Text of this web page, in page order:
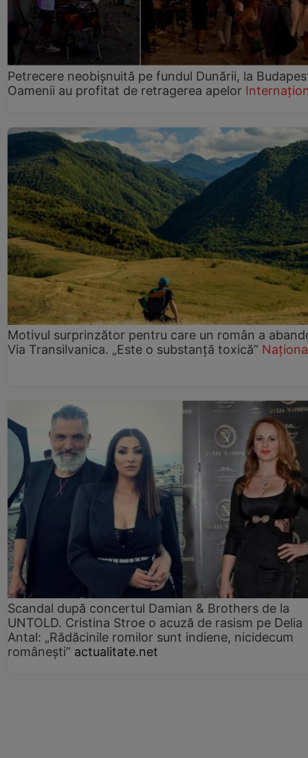
Petrecere neobișnuită pe fundul Dunării, la
Oamenii au profitat de retragerea apelor
Motivul surprinzător pentru care un român a
Via Transilvanica. „Este o substanță toxică”
Scandal după concertul Damian & Brothers de la
UNTOLD. Cristina Stroe o acuză de rasism pe Delia
Antal: „Rădăcinile romilor sunt indiene, nicidecum
românești” actualitate.net